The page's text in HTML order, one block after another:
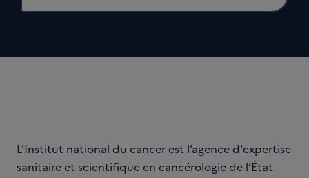
L'Institut national du cancer est l’agence d'expertise
sanitaire et scientifique en cancérologie de l’État.